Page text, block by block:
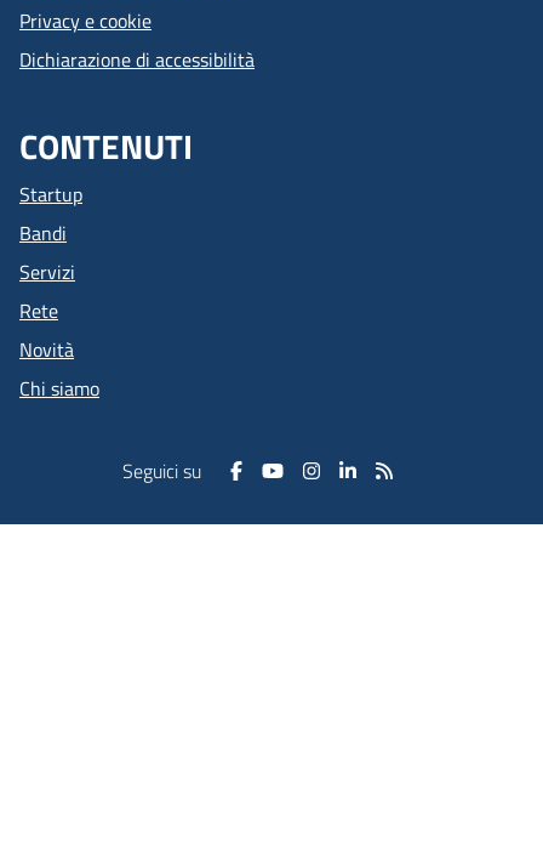
Privacy e cookie
Dichiarazione di accessibilità
CONTENUTI
Startup
Bandi
Servizi
Rete
Novità
Chi siamo
Seguici su